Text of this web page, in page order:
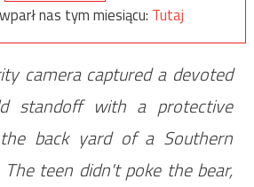
nas tym miesiącu: Tutaj
camera captured a devoted
standoff with a protective
back yard of a Southern
teen didn't poke the bear,